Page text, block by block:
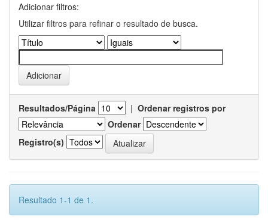
Adicionar filtros:
Utilizar filtros para refinar o resultado de busca.
Resultados/Página | Ordenar registros por
Ordenar
Registro(s)
Resultado 1-1 de 1.